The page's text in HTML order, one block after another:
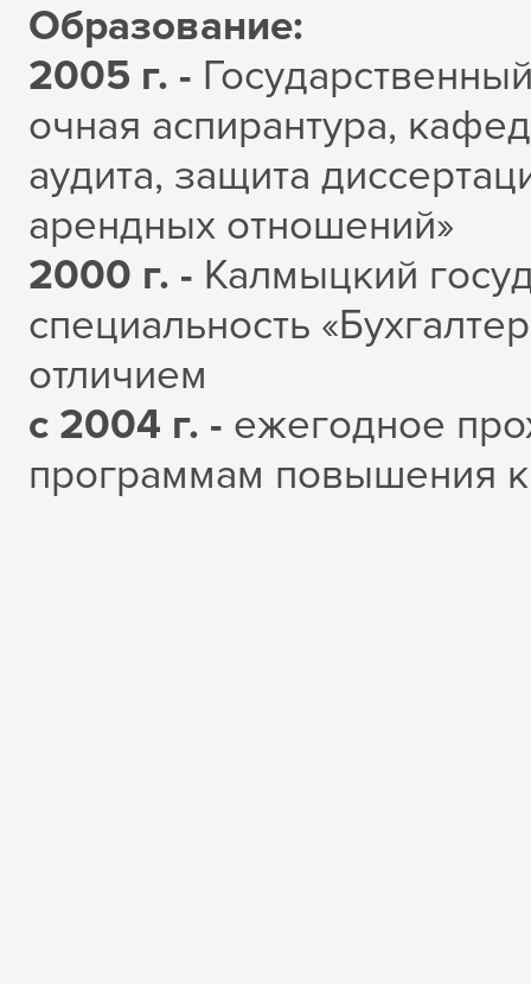
Образование:
2005 г. -
очная аспирантура,
аудита, защита
арендных отношений»
2000 г. - Калмыцкий
специальность
отличием
с 2004 г. - ежегодное
программам повышения